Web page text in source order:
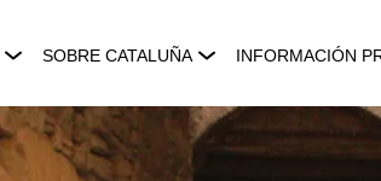
SOBRE CATALUÑA INFORMACIÓN